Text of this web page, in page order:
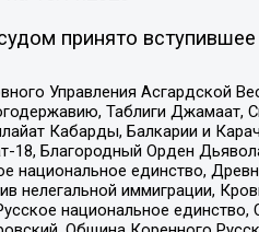
принято
Управления Асгардской
Таблиги Джамаат,
Кабарды, Балкарии и
18, Благородный Орден
национальное единство,
нелегальной иммиграции,
национальное единство,